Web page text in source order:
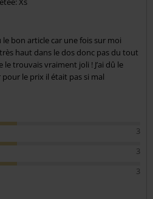
le bon article car une fois sur moi
haut dans le dos donc pas du tout
trouvais vraiment joli ! J’ai dû le
le prix il était pas si mal
3
3
3